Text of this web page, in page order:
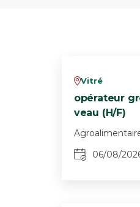
vVitré
opérateur
veau (H/F)
06/08/